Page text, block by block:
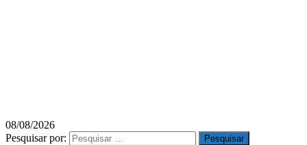
08/08/2026
Pesquisar por: